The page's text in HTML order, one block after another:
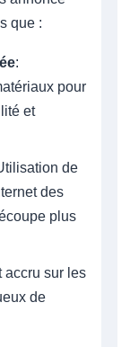
que :
:
pour
et
de
des
plus
accru sur les
de